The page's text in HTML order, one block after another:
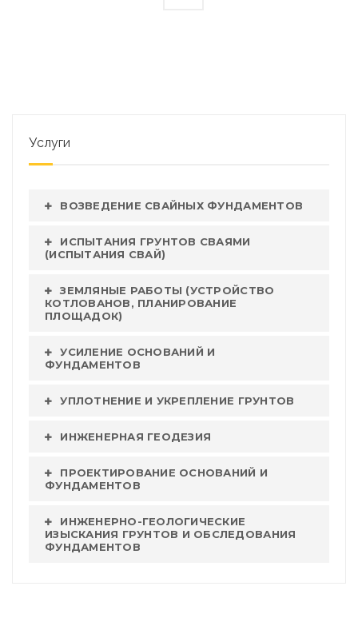
Услуги
ВОЗВЕДЕНИЕ СВАЙНЫХ ФУНДАМЕНТОВ
ИСПЫТАНИЯ ГРУНТОВ СВАЯМИ
(ИСПЫТАНИЯ СВАЙ)
ЗЕМЛЯНЫЕ РАБОТЫ (УСТРОЙСТВО
КОТЛОВАНОВ, ПЛАНИРОВАНИЕ
ПЛОЩАДОК)
УСИЛЕНИЕ ОСНОВАНИЙ И
ФУНДАМЕНТОВ
УПЛОТНЕНИЕ И УКРЕПЛЕНИЕ ГРУНТОВ
ИНЖЕНЕРНАЯ ГЕОДЕЗИЯ
ПРОЕКТИРОВАНИЕ ОСНОВАНИЙ И
ФУНДАМЕНТОВ
ИНЖЕНЕРНО-ГЕОЛОГИЧЕСКИЕ
ИЗЫСКАНИЯ ГРУНТОВ И ОБСЛЕДОВАНИЯ
ФУНДАМЕНТОВ